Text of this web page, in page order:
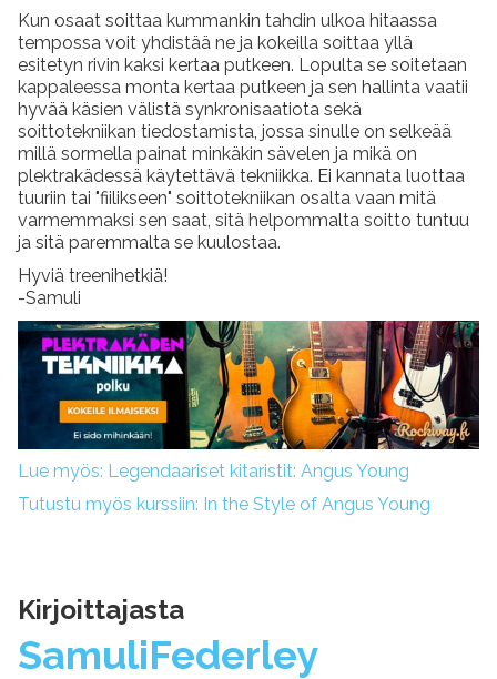
Kun osaat soittaa kummankin tahdin ulkoa hitaassa
tempossa voit yhdistää ne ja kokeilla soittaa yllä
esitetyn rivin kaksi kertaa putkeen. Lopulta se soitetaan
kappaleessa monta kertaa putkeen ja sen hallinta vaatii
hyvää käsien välistä synkronisaatiota sekä
soittotekniikan tiedostamista, jossa sinulle on selkeää
millä sormella painat minkäkin sävelen ja mikä on
plektrakädessä käytettävä tekniikka. Ei kannata luottaa
tuuriin tai "fiilikseen" soittotekniikan osalta vaan mitä
varmemmaksi sen saat, sitä helpommalta soitto tuntuu
ja sitä paremmalta se kuulostaa.
Hyviä treenihetkiä!
-Samuli
Lue myös: Legendaariset kitaristit: Angus Young
Tutustu myös kurssiin: In the Style of Angus Young
Kirjoittajasta
SamuliFederley